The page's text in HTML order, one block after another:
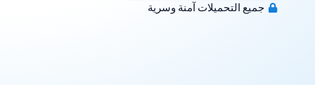
جميع التحميلات آمنة وسرية